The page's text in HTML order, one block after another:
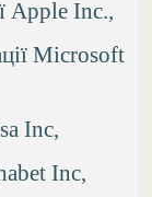
Apple Inc.,
Microsoft
Inc,
Inc,